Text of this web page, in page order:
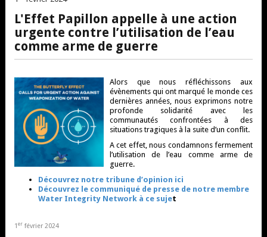
L'Effet Papillon appelle à une action
urgente contre l’utilisation de l’eau
comme arme de guerre
Alors que nous réfléchissons aux
évènements qui ont marqué le monde ces
dernières années, nous exprimons notre
profonde solidarité avec les
communautés confrontées à des
situations tragiques à la suite d’un conflit.
A cet effet, nous condamnons fermement
l’utilisation de l’eau comme arme de
guerre.
Découvrez notre tribune d’opinion ici
Découvrez le communiqué de presse de notre membre
Water Integrity Network à ce sujet
1 erfévrier 2024